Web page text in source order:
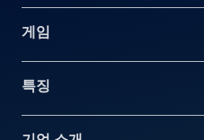
게임
특징